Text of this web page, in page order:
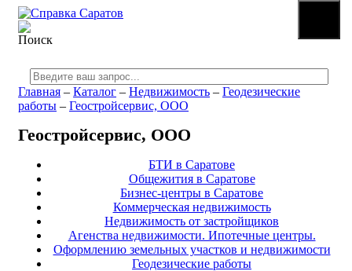
Главная – Каталог – Недвижимость – Геодезические
работы – Геостройсервис, ООО
Геостройсервис, ООО
БТИ в Саратове
Общежития в Саратове
Бизнес-центры в Саратове
Коммерческая недвижимость
Недвижимость от застройщиков
Агенства недвижимости. Ипотечные центры.
Оформлению земельных участков и недвижимости
Геодезические работы